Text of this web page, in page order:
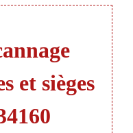
et sièges